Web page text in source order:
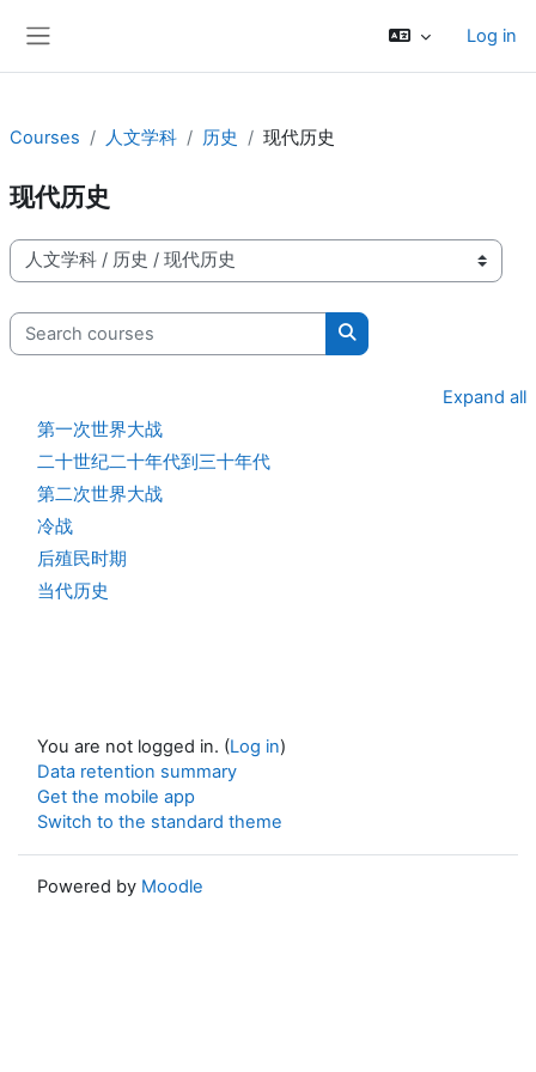
Log in
Courses 人文学科 历史 现代历史
现代历史
Course categories
Search courses
Search courses
Expand all
第一次世界大战
二十世纪二十年代到三十年代
第二次世界大战
冷战
后殖民时期
当代历史
You are not logged in. (Log in)
Data retention summary
Get the mobile app
Switch to the standard theme
Powered by Moodle